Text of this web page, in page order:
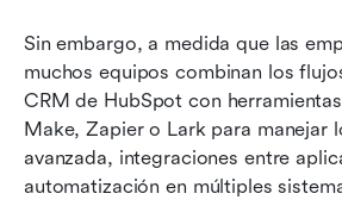
Sin embargo, a medida que las
muchos equipos combinan los
CRM de HubSpot con
Make, Zapier o Lark para manejar
avanzada, integraciones entre
automatización en múltiples